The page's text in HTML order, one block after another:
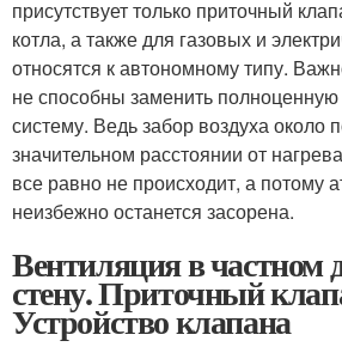
присутствует только приточный
котла, а также для газовых и
относятся к автономному типу.
не способны заменить
систему. Ведь забор воздуха около
значительном расстоянии от
все равно не происходит, а потому
неизбежно останется засорена.
Вентиляция в частном
стену. Приточный
Устройство клапана